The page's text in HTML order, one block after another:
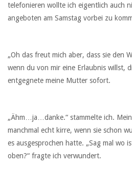
telefonieren wollte ich eigentlich auch
angeboten am Samstag vorbei zu
„Oh das freut mich aber, dass sie den
wenn du von mir eine Erlaubnis willst,
entgegnete meine Mutter sofort.
„Ähm…ja…danke.“ stammelte ich.
manchmal echt kirre, wenn sie schon
es ausgesprochen hatte. „Sag mal wo
oben?“ fragte ich verwundert.